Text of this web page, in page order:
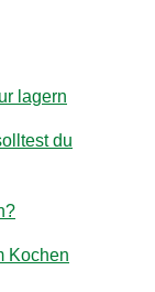
lagern
du
Kochen